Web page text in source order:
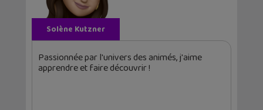
Solène Kutzner
Passionnée par l'univers des animés, j'aime
apprendre et faire découvrir !